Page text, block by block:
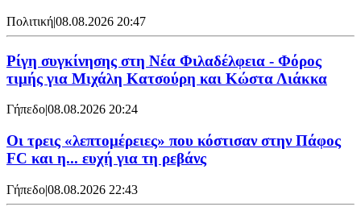
Πολιτική|08.08.2026 20:47
Ρίγη συγκίνησης στη Νέα Φιλαδέλφεια - Φόρος
τιμής για Μιχάλη Κατσούρη και Κώστα Λιάκκα
Γήπεδο|08.08.2026 20:24
Οι τρεις «λεπτομέρειες» που κόστισαν στην Πάφος
FC και η... ευχή για τη ρεβάνς
Γήπεδο|08.08.2026 22:43